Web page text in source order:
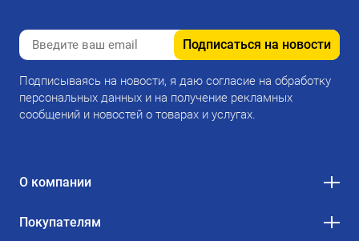
Подписаться на новости
Подписываясь на новости, я даю согласие на обработку
персональных данных и на получение рекламных
сообщений и новостей о товарах и услугах.
О компании
Покупателям